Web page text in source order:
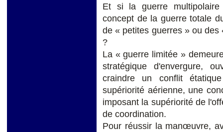
Et si la guerre
concept de la guerre totale
de « petites guerres » ou
?
La « guerre limitée »
stratégique d'envergure,
craindre un conflit
supériorité aérienne, une
imposant la supériorité de
de coordination.
Pour réussir la manœuvre,